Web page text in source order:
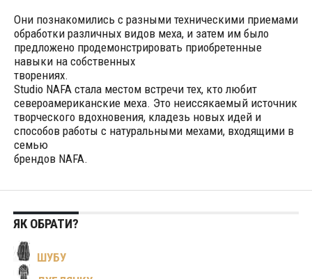
Они познакомились с разными техническими приемами
обработки различных видов меха, и затем им было
предложено продемонстрировать приобретенные
навыки на собственных
творениях.
Studio NAFA стала местом встречи тех, кто любит
cевероамериканские меха. Это неиссякаемый источник
творческого вдохновения, кладезь новых идей и
способов работы с натуральными мехами, входящими в
семью
брендов NAFA.
ЯК ОБРАТИ?
ШУБУ